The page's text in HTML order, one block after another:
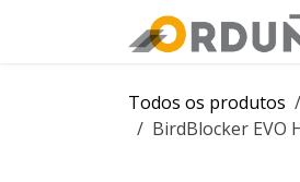
Todos os produtos
BirdBlocker EVO